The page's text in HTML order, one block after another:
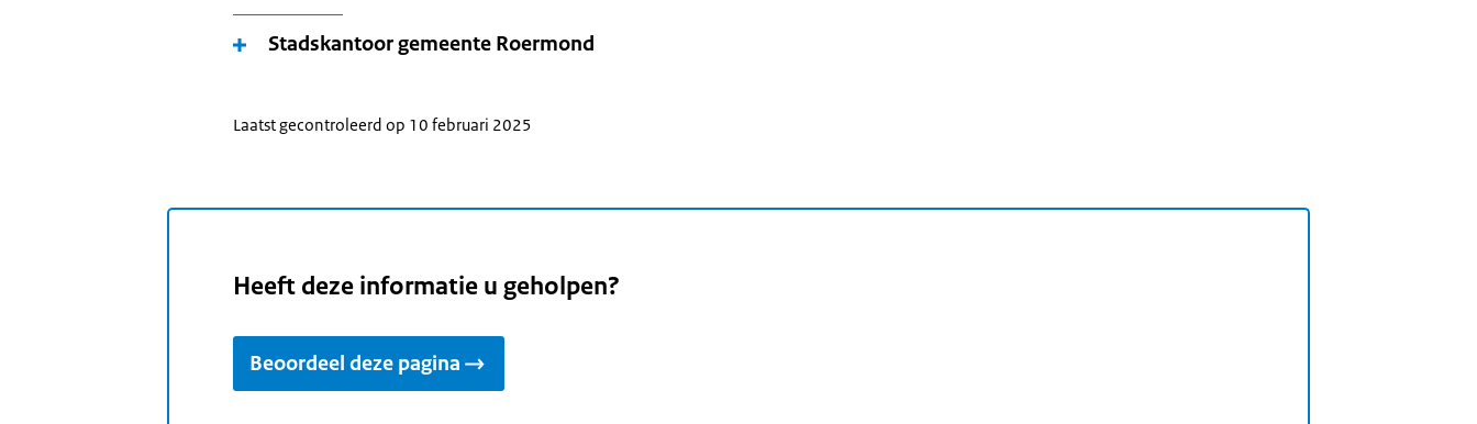
Stadskantoor gemeente Roermond
Laatst gecontroleerd op 10 februari 2025
Heeft deze informatie u geholpen?
Beoordeel deze pagina